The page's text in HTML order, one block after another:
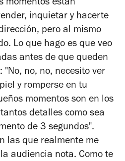
momentos están
inquietar y hacerte
pero al mismo
Lo que hago es que veo
antes de que queden
no, no, necesito ver
y romperse en tu
momentos son en los
detalles como sea
de 3 segundos".
las que realmente me
audiencia nota. Como te